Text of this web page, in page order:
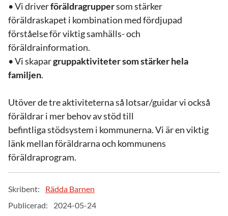
• Vi driverföräldragruppersom stärker
föräldraskapet i kombination med fördjupad
förståelse för viktig samhälls- och
föräldrainformation.
• Vi skapargruppaktiviteter som stärker hela
familjen.
Utöver de tre aktiviteterna så lotsar/guidar vi också
föräldrar i mer behov av stöd till
befintliga stödsystem i kommunerna. Vi är en viktig
länk mellan föräldrarna och kommunens
föräldraprogram.
Skribent:
Rädda Barnen
Publicerad:
2024-05-24